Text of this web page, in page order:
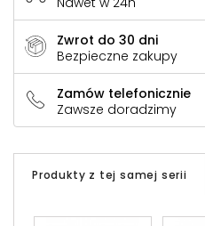
Zwrot do 30 dni
Bezpieczne zakupy
Zamów telefonicznie
Zawsze doradzimy
Produkty z tej samej serii